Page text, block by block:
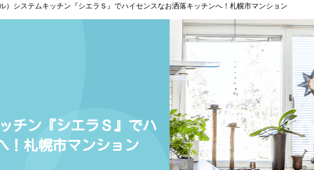
）システムキッチン『シエラＳ』でハイセンスなお洒落キッチンへ！札幌市マンション
チン『シエラＳ』でハ
！札幌市マンション